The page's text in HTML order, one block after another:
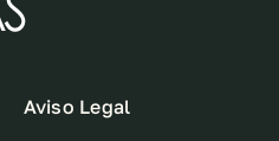
Aviso Legal